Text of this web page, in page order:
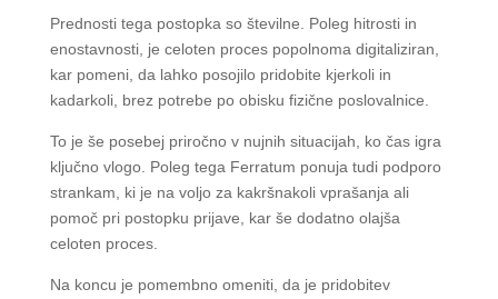
Prednosti tega postopka so številne. Poleg hitrosti in
enostavnosti, je celoten proces popolnoma digitaliziran,
kar pomeni, da lahko posojilo pridobite kjerkoli in
kadarkoli, brez potrebe po obisku fizične poslovalnice.
To je še posebej priročno v nujnih situacijah, ko čas igra
ključno vlogo. Poleg tega Ferratum ponuja tudi podporo
strankam, ki je na voljo za kakršnakoli vprašanja ali
pomoč pri postopku prijave, kar še dodatno olajša
celoten proces.
Na koncu je pomembno omeniti, da je pridobitev